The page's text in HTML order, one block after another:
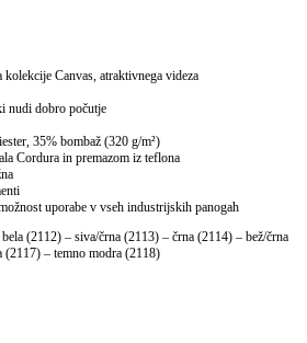
Canvas, atraktivnega videza
nudi dobro počutje
35% bombaž (320 g/m²)
Cordura in premazom iz teflona
uporabe v vseh industrijskih panogah
(2112) – siva/črna (2113) – črna (2114) – bež/črna
(2117) – temno modra (2118)